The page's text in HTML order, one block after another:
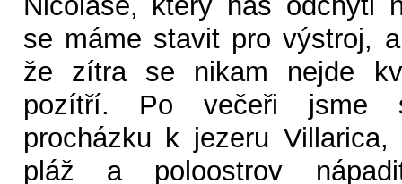
se máme stavit pro výstroj,
že zítra se nikam nejde
pozítří. Po večeři jsme
procházku k jezeru
pláž a poloostrov